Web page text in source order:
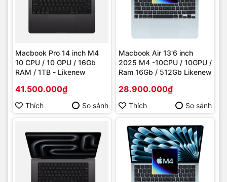
Macbook Pro 14 inch M4
10 CPU / 10 GPU / 16Gb
RAM / 1TB - Likenew
41.500.000₫
Thích So sánh
Macbook Air 13'6 inch
2025 M4 -10CPU / 10GPU /
Ram 16Gb / 512Gb Likenew
28.900.000₫
Thích So sánh